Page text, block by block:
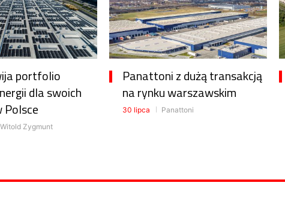
portfolio
dla swoich
Polsce
Witold Zygmunt
Panattoni z dużą transakcją
na rynku warszawskim
30 lipca Panattoni